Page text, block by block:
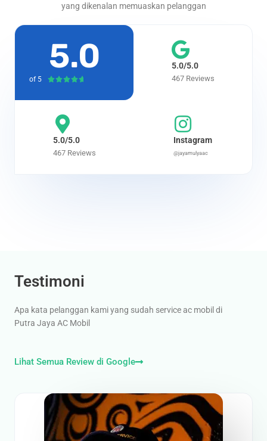
yang dikenalan memuaskan pelanggan
5.0
of 5 
5.0/5.0
467 Reviews
5.0/5.0
467 Reviews
Instagram
@jayamulyaac
Testimoni
Apa kata pelanggan kami yang sudah service ac mobil di
Putra Jaya AC Mobil
Lihat Semua Review di Google